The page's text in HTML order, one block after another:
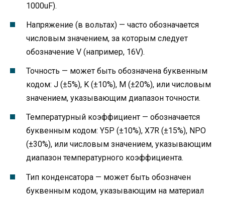
1000uF).
Напряжение (в вольтах) — часто обозначается
числовым значением, за которым следует
обозначение V (например, 16V).
Точность — может быть обозначена буквенным
кодом: J (±5%), K (±10%), M (±20%), или числовым
значением, указывающим диапазон точности.
Температурный коэффициент — обозначается
буквенным кодом: Y5P (±10%), X7R (±15%), NPO
(±30%), или числовым значением, указывающим
диапазон температурного коэффициента.
Тип конденсатора — может быть обозначен
буквенным кодом, указывающим на материал